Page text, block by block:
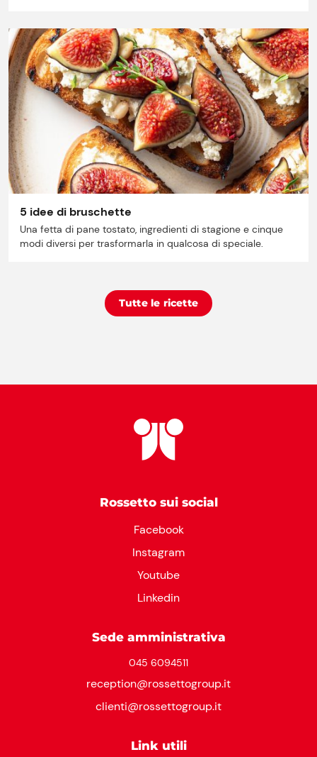
5 idee di bruschette
Una fetta di pane tostato, ingredienti di stagione e cinque
modi diversi per trasformarla in qualcosa di speciale.
Tutte le ricette
Rossetto sui social
Facebook
Instagram
Youtube
Linkedin
Sede amministrativa
045 6094511
reception@rossettogroup.it
clienti@rossettogroup.it
Link utili